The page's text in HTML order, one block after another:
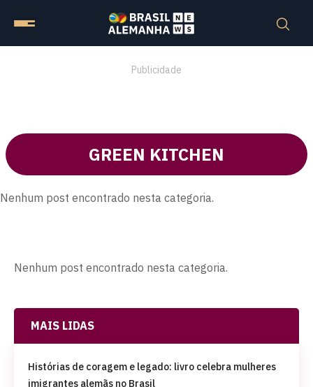
Publicidade
GREEN KITCHEN
Nenhum post encontrado nesta categoria.
Nenhum post encontrado nesta categoria.
MAIS LIDAS
Histórias de coragem e legado: livro celebra mulheres
imigrantes alemãs no Brasil